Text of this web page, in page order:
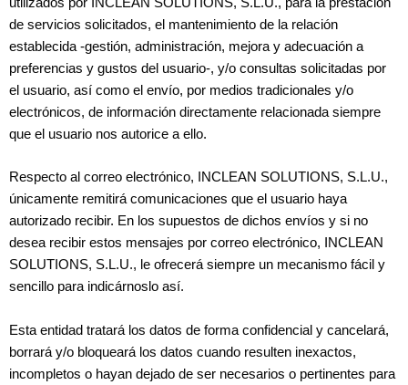
de servicios solicitados, el mantenimiento de la relación
establecida -gestión, administración, mejora y adecuación a
preferencias y gustos del usuario-, y/o consultas solicitadas por
el usuario, así como el envío, por medios tradicionales y/o
electrónicos, de información directamente relacionada siempre
que el usuario nos autorice a ello.
Respecto al correo electrónico, INCLEAN SOLUTIONS, S.L.U.,
únicamente remitirá comunicaciones que el usuario haya
autorizado recibir. En los supuestos de dichos envíos y si no
desea recibir estos mensajes por correo electrónico, INCLEAN
SOLUTIONS, S.L.U., le ofrecerá siempre un mecanismo fácil y
sencillo para indicárnoslo así.
Esta entidad tratará los datos de forma confidencial y cancelará,
borrará y/o bloqueará los datos cuando resulten inexactos,
incompletos o hayan dejado de ser necesarios o pertinentes para